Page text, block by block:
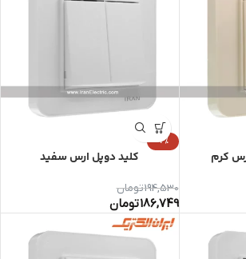
کرم
-4%
کلید دوپل ارس سفید
194,530تومان
186,749تومان